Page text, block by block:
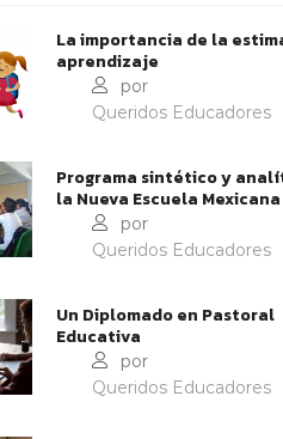
Y PERTENENCIA
PORTADORES
CIEC:
La importancia de la
aprendizaje
por
Queridos Educadores
Programa sintético y
la Nueva Escuela Mexicana
por
Queridos Educadores
Un Diplomado en Pastoral
Educativa
por
Queridos Educadores